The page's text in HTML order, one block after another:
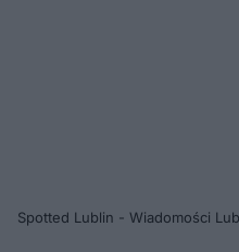
Spotted Lublin - Wiadomości